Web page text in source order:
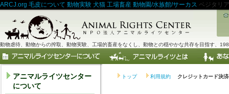
ARCJ.org 毛皮について 動物実験 犬猫 工場畜産 動物園/水族館/サーカス ベジタリ
動物虐待、動物からの搾取、動物実験、工場的畜産をなくし、動物との穏やかな共存を目指す、
トップ 利用規約 クレジットカード決
アニマルライツセンター
について